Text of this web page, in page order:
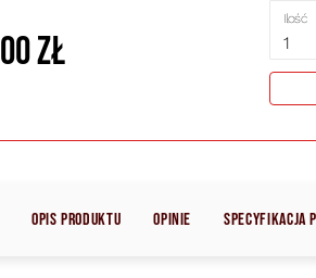
zł
Ilość
1
Opis produktu Opinie Specyfikacja